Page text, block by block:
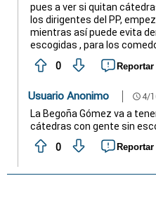
pues a ver si quitan
los dirigentes del PP,
mientras así puede evita
escogidas , para los
0
Reportar
Usuario Anonimo schedule 4/
La Begoña Gómez va a
cátedras con gente sin
0
Reportar